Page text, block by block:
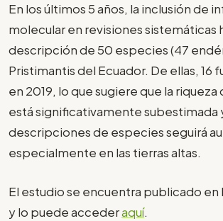
En los últimos 5 años, la inclusión de
molecular en revisiones sistemáticas
descripción de 50 especies (47
Pristimantis del Ecuador. De ellas, 16
en 2019, lo que sugiere que la
está significativamente subestimada
descripciones de especies seguirá
especialmente en las tierras altas.
El estudio se encuentra publicado en
y lo puede accederaquí.